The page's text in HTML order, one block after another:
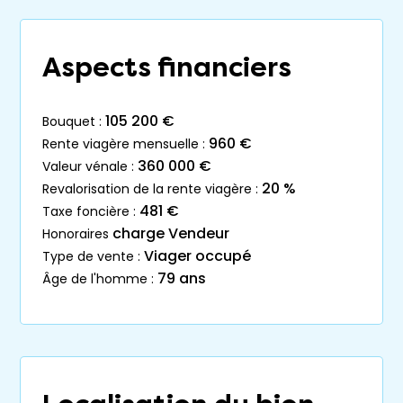
Aspects financiers
bouquet : 105 200 €
rente viagère mensuelle : 960 €
valeur vénale : 360 000 €
revalorisation de la rente viagère : 20 %
taxe foncière : 481 €
honoraires charge Vendeur
type de vente : Viager occupé
âge de l'homme : 79 ans